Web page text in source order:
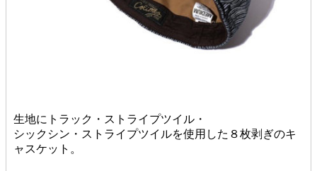
生地にトラック・ストライプツイル・
シックシン・ストライプツイルを使用した８枚剥ぎのキ
ャスケット。